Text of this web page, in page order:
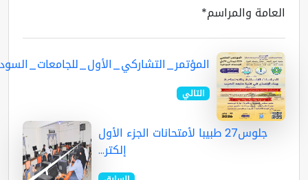
والمراسم*
المؤتمر_التشاركي_الأول_للجامعات_السوداني...
التالي
جلوس27 طبيبا لأمتحانات الجزء الأول